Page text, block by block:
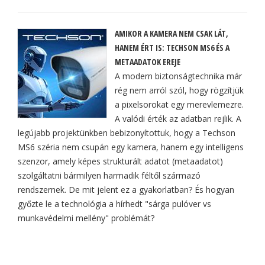
AMIKOR A KAMERA NEM CSAK LÁT,
HANEM ÉRT IS: TECHSON MS6 ÉS A
METAADATOK EREJE
A modern biztonságtechnika már
rég nem arról szól, hogy rögzítjük
a pixelsorokat egy merevlemezre.
A valódi érték az adatban rejlik. A
legújabb projektünkben bebizonyítottuk, hogy a Techson
MS6 széria nem csupán egy kamera, hanem egy intelligens
szenzor, amely képes strukturált adatot (metaadatot)
szolgáltatni bármilyen harmadik féltől származó
rendszernek. De mit jelent ez a gyakorlatban? És hogyan
győzte le a technológia a hírhedt "sárga pulóver vs
munkavédelmi mellény" problémát?